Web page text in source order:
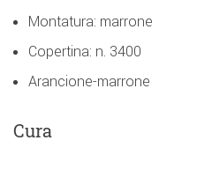
Montatura: marrone
Copertina: n. 3400
Arancione-marrone
Cura